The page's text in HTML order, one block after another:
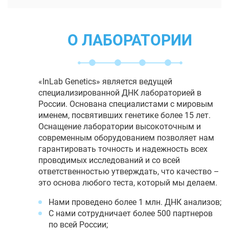
О ЛАБОРАТОРИИ
«InLab Genetics» является ведущей
специализированной ДНК лабораторией в
России. Основана специалистами с мировым
именем, посвятивших генетике более 15 лет.
Оснащение лаборатории высокоточным и
современным оборудованием позволяет нам
гарантировать точность и надежность всех
проводимых исследований и со всей
ответственностью утверждать, что качество –
это основа любого теста, который мы делаем.
Нами проведено более 1 млн. ДНК анализов;
С нами сотрудничает более 500 партнеров
по всей России;